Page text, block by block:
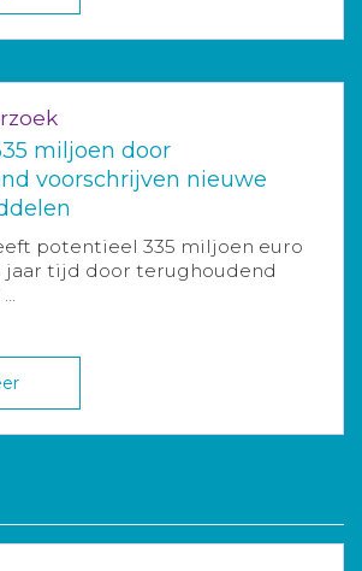
miljoen door
voorschrijven nieuwe
potentieel 335 miljoen euro
jaar tijd door terughoudend